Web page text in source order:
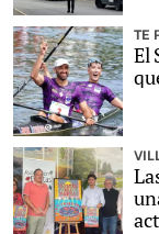
TE
El